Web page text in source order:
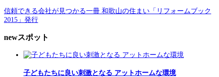
信頼できる会社が見つかる一冊 和歌山の住まい「リフォームブック
2015」発行
newスポット
子どもたちに良い刺激となる アットホームな環境